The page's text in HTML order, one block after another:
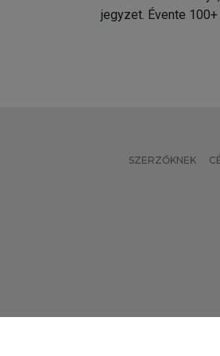
jegyzet. Évente 100+
SZERZŐKNEK